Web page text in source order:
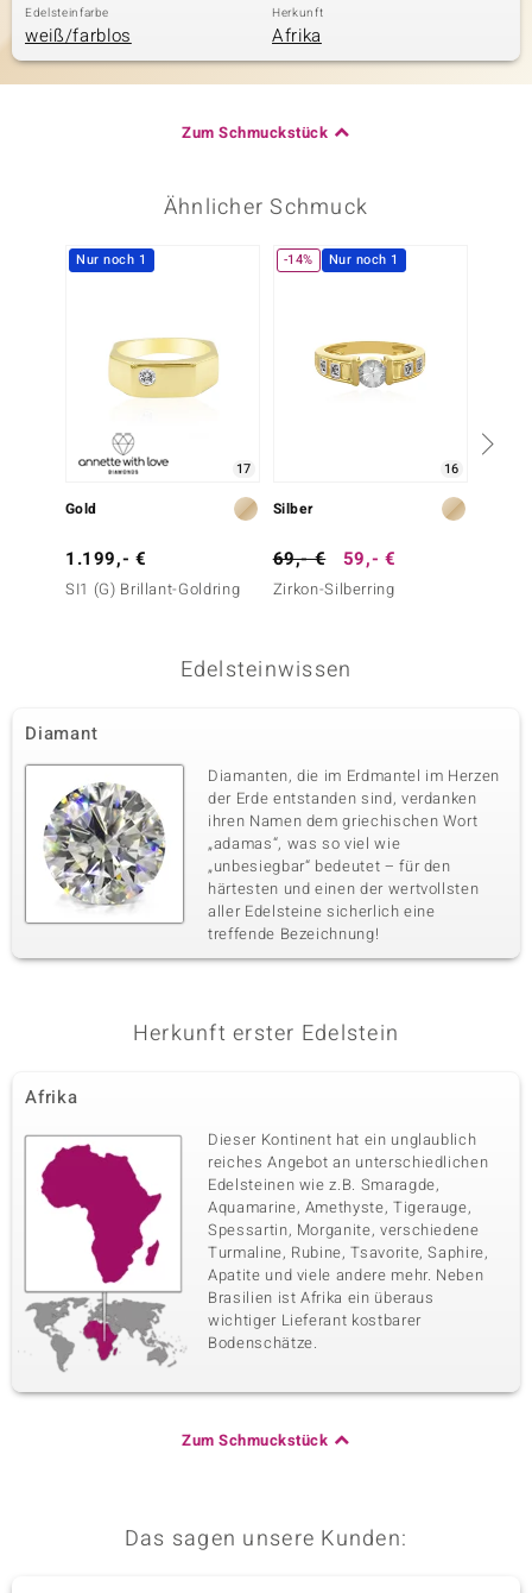
Edelsteinfarbe
weiß/farblos
Herkunft
Afrika
Zum Schmuckstück
Ähnlicher Schmuck
Nur noch 1
17
Gold
1.199,- €
SI1 (G) Brillant-Goldring
-14% Nur noch 1
16
Silber
69,- € 59,- €
Zirkon-Silberring
Edelsteinwissen
Diamant
Diamanten, die im Erdmantel im Herzen
der Erde entstanden sind, verdanken
ihren Namen dem griechischen Wort
„adamas“, was so viel wie
„unbesiegbar“ bedeutet – für den
härtesten und einen der wertvollsten
aller Edelsteine sicherlich eine
treffende Bezeichnung!
Herkunft erster Edelstein
Afrika
Dieser Kontinent hat ein unglaublich
reiches Angebot an unterschiedlichen
Edelsteinen wie z.B. Smaragde,
Aquamarine, Amethyste, Tigerauge,
Spessartin, Morganite, verschiedene
Turmaline, Rubine, Tsavorite, Saphire,
Apatite und viele andere mehr. Neben
Brasilien ist Afrika ein überaus
wichtiger Lieferant kostbarer
Bodenschätze.
Zum Schmuckstück
Das sagen unsere Kunden: